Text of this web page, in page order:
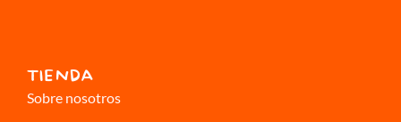
TIENDA
Sobre nosotros